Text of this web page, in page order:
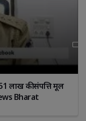
लाख की संपत्ति मूल
Bharat